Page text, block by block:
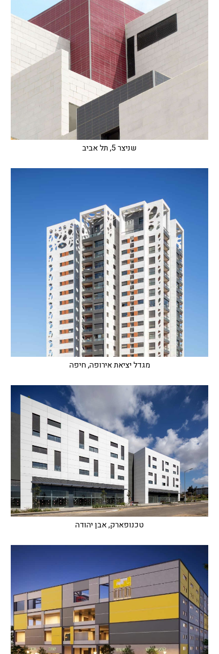
שניצר 5, תל אביב
מגדל יציאת אירופה, חיפה
טכנופארק, אבן יהודה